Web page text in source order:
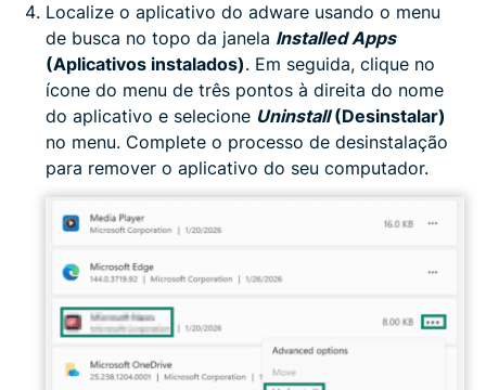
Localize o aplicativo do adware usando o menu
de busca no topo da janela Installed Apps
(Aplicativos instalados). Em seguida, clique no
ícone do menu de três pontos à direita do nome
do aplicativo e selecione Uninstall(Desinstalar)
no menu. Complete o processo de desinstalação
para remover o aplicativo do seu computador.